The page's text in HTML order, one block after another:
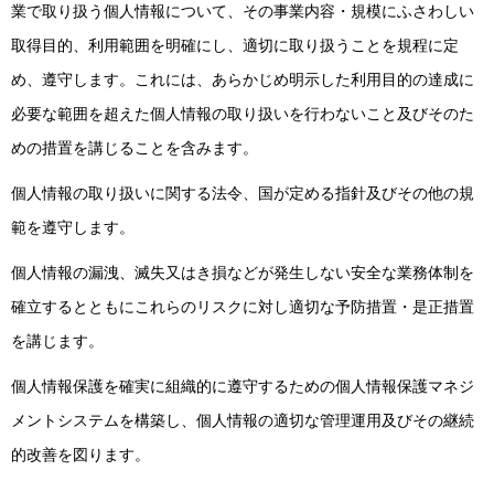
業で取り扱う個人情報について、その事業内容・規模にふさわしい
取得目的、利用範囲を明確にし、適切に取り扱うことを規程に定
め、遵守します。これには、あらかじめ明示した利用目的の達成に
必要な範囲を超えた個人情報の取り扱いを行わないこと及びそのた
めの措置を講じることを含みます。
個人情報の取り扱いに関する法令、国が定める指針及びその他の規
範を遵守します。
個人情報の漏洩、滅失又はき損などが発生しない安全な業務体制を
確立するとともにこれらのリスクに対し適切な予防措置・是正措置
を講じます。
個人情報保護を確実に組織的に遵守するための個人情報保護マネジ
メントシステムを構築し、個人情報の適切な管理運用及びその継続
的改善を図ります。